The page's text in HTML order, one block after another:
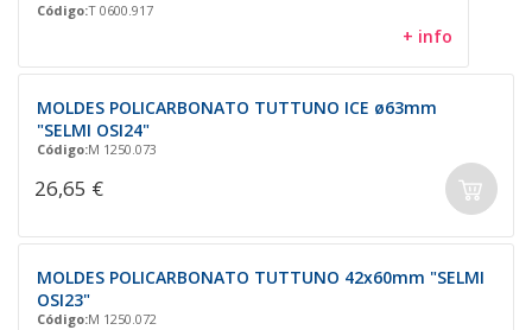
Código:T 0600.917
+ info
MOLDES POLICARBONATO TUTTUNO ICE ø63mm
"SELMI OSI24"
Código:M 1250.073
26,65 €
MOLDES POLICARBONATO TUTTUNO 42x60mm "SELMI
OSI23"
Código:M 1250.072